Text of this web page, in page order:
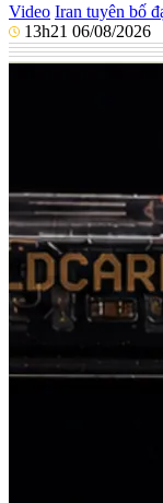
Video Iran tuyên bố
13h21 06/08/2026